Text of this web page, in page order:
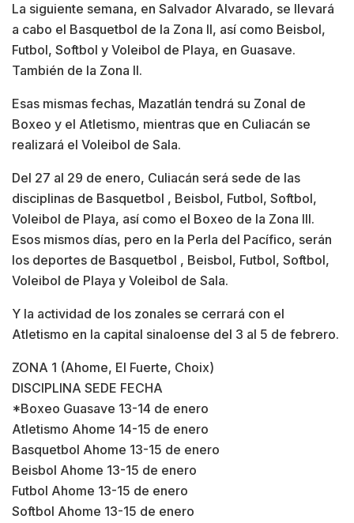
La siguiente semana, en Salvador Alvarado, se llevará
a cabo el Basquetbol de la Zona II, así como Beisbol,
Futbol, Softbol y Voleibol de Playa, en Guasave.
También de la Zona II.
Esas mismas fechas, Mazatlán tendrá su Zonal de
Boxeo y el Atletismo, mientras que en Culiacán se
realizará el Voleibol de Sala.
Del 27 al 29 de enero, Culiacán será sede de las
disciplinas de Basquetbol , Beisbol, Futbol, Softbol,
Voleibol de Playa, así como el Boxeo de la Zona III.
Esos mismos días, pero en la Perla del Pacífico, serán
los deportes de Basquetbol , Beisbol, Futbol, Softbol,
Voleibol de Playa y Voleibol de Sala.
Y la actividad de los zonales se cerrará con el
Atletismo en la capital sinaloense del 3 al 5 de febrero.
ZONA 1 (Ahome, El Fuerte, Choix)
DISCIPLINA SEDE FECHA
*Boxeo Guasave 13-14 de enero
Atletismo Ahome 14-15 de enero
Basquetbol Ahome 13-15 de enero
Beisbol Ahome 13-15 de enero
Futbol Ahome 13-15 de enero
Softbol Ahome 13-15 de enero